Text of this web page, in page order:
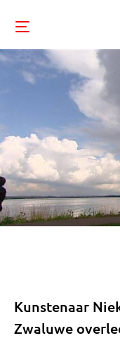
Kunstenaar
Zwaluwe